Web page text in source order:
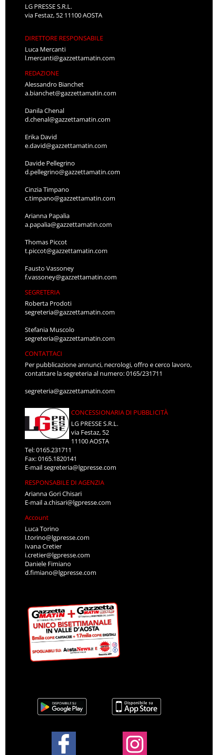
LG PRESSE S.R.L.
via Festaz, 52 11100 AOSTA
DIRETTORE RESPONSABILE
Luca Mercanti
l.mercanti@gazzettamatin.com
REDAZIONE
Alessandro Bianchet
a.bianchet@gazzettamatin.com
Danila Chenal
d.chenal@gazzettamatin.com
Erika David
e.david@gazzettamatin.com
Davide Pellegrino
d.pellegrino@gazzettamatin.com
Cinzia Timpano
c.timpano@gazzettamatin.com
Arianna Papalia
a.papalia@gazzettamatin.com
Thomas Piccot
t.piccot@gazzettamatin.com
Fausto Vassoney
f.vassoney@gazzettamatin.com
SEGRETERIA
Roberta Prodoti
segreteria@gazzettamatin.com
Stefania Muscolo
segreteria@gazzettamatin.com
CONTATTACI
Per pubblicazione annunci, necrologi, offro e cerco lavoro,
contattare la segreteria al numero: 0165/231711
segreteria@gazzettamatin.com
CONCESSIONARIA DI PUBBLICITÀ
LG PRESSE S.R.L.
via Festaz, 52
11100 AOSTA
Tel: 0165.231711
Fax: 0165.1820141
E-mailsegreteria@lgpresse.com
RESPONSABILE DI AGENZIA
Arianna Gori Chisari
E-maila.chisari@lgpresse.com
Account
Luca Torino
l.torino@lgpresse.com
Ivana Cretier
i.cretier@lgpresse.com
Daniele Fimiano
d.fimiano@lgpresse.com